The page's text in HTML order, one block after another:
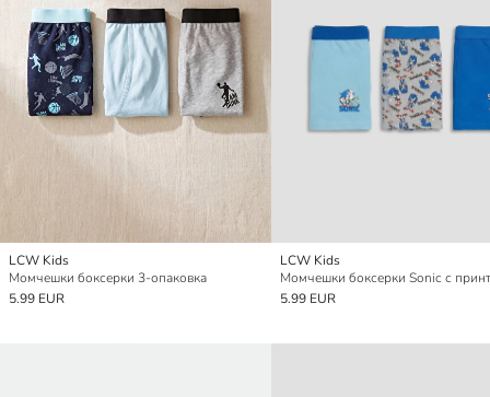
LCW Kids
Момчешки боксерки 3-опаковка
5.99 EUR
LCW Kids
5.99 EUR